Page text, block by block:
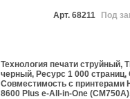
Арт. 68211 Под
Технология печатиструйный,
черный, Ресурс1 000 страниц,
Совместимость с принтерами
8600 Plus e-All-in-One